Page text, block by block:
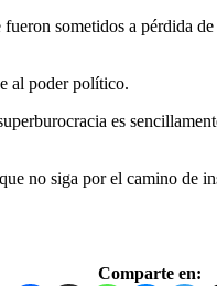
sometidos a pérdida
al poder político.
es
no siga por el camino de
Comparte en: